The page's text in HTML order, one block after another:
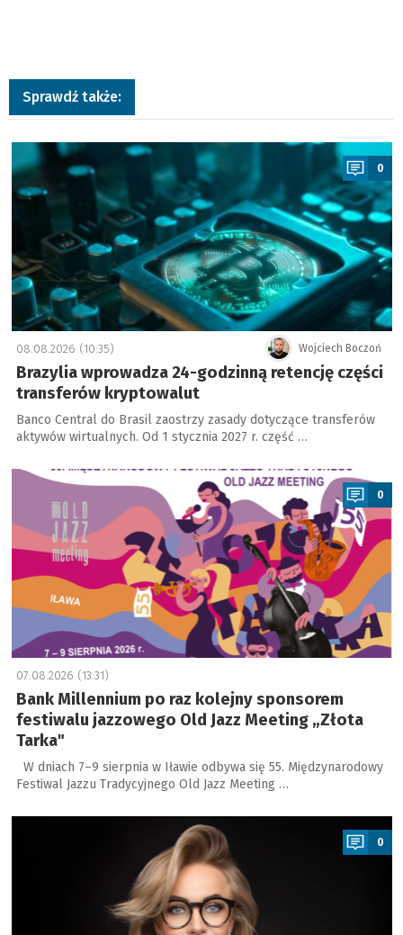
Sprawdź także:
a
0
Wojciech Boczoń
08.08.2026 (10:35)
Brazylia wprowadza 24-godzinną retencję części
transferów kryptowalut
Banco Central do Brasil zaostrzy zasady dotyczące transferów
aktywów wirtualnych. Od 1 stycznia 2027 r. część …
a
0
07.08.2026 (13:31)
Bank Millennium po raz kolejny sponsorem
festiwalu jazzowego Old Jazz Meeting „Złota
Tarka"
W dniach 7–9 sierpnia w Iławie odbywa się 55. Międzynarodowy
Festiwal Jazzu Tradycyjnego Old Jazz Meeting …
a
0